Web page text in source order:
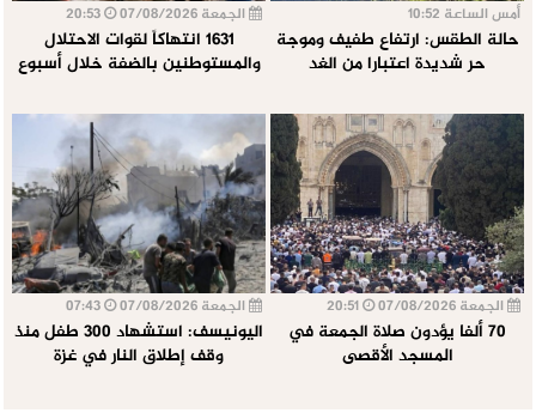
أمس الساعة 10:52
حالة الطقس: ارتفاع طفيف وموجة
حر شديدة اعتبارا من الغد
الجمعة 07/08/2026
1631 انتهاكاً لقوات الاحتلال
والمستوطنين بالضفة خلال أسبوع
الجمعة 07/08/2026
70 ألفا يؤدون صلاة الجمعة في
المسجد الأقصى
الجمعة 07/08/2026
اليونيسف: استشهاد 300 طفل منذ
وقف إطلاق النار في غزة